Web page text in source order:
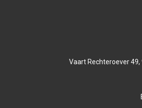
Vaart Rechteroever